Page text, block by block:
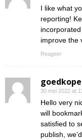
I like what
reporting!
improve the
Reageer
30 mei 2022 at
Hello very
will
satisfied to
publish,